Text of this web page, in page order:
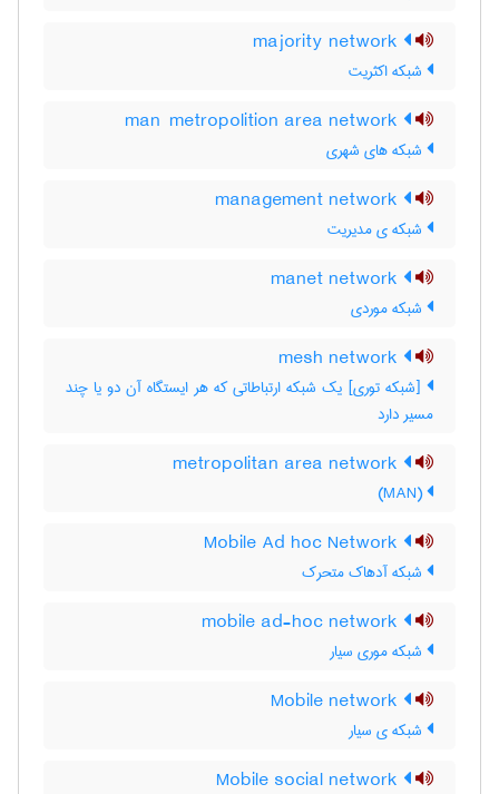
شبکه اکثریت
شبکه های شهری
شبکه ی مدیریت
شبکه موردی
[شبکه توری] یک شبکه ارتباطاتی که هر ایستگاه آن دو یا چند
مسیر دارد
(MAN)
شبکه آدهاک متحرک
شبکه موری سیار
شبکه ی سیار